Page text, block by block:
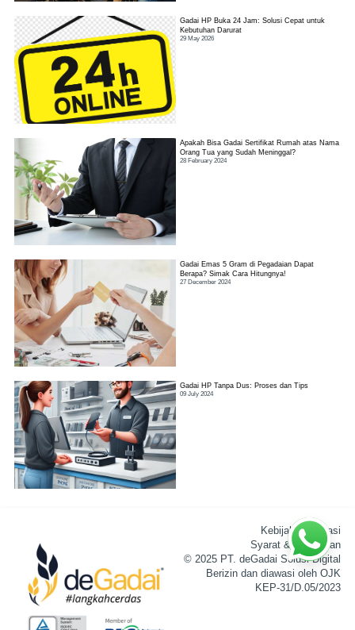
Gadai HP Buka 24 Jam: Solusi Cepat untuk
Kebutuhan Darurat
29 May 2026
Apakah Bisa Gadai Sertifikat Rumah atas Nama
Orang Tua yang Sudah Meninggal?
28 February 2024
Gadai Emas 5 Gram di Pegadaian Dapat
Berapa? Simak Cara Hitungnya!
27 December 2024
Gadai HP Tanpa Dus: Proses dan Tips
09 July 2024
Kebijakan Privasi
Syarat & Ketentuan
© 2025 PT. deGadai Solusi Digital
Berizin dan diawasi oleh OJK
KEP-31/D.05/2023